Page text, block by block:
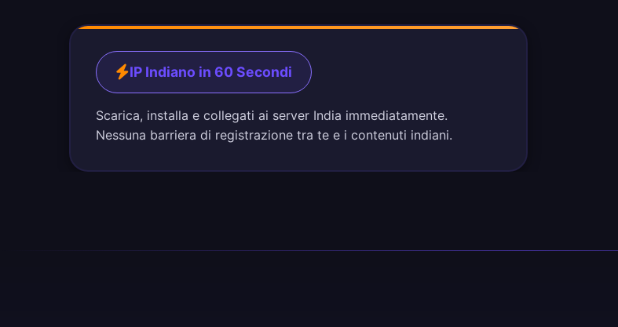
IP Indiano in 60 Secondi
Scarica, installa e collegati ai server India immediatamente.
Nessuna barriera di registrazione tra te e i contenuti indiani.